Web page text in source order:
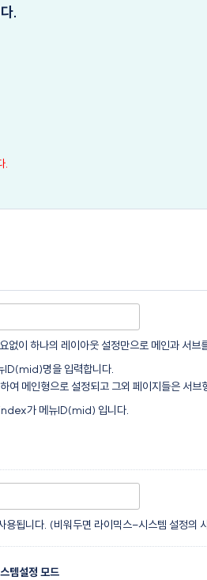
.
.
없이 하나의 레이아웃 설정만으로 메인과 서브
ID(mid)명을 입력합니다.
여 메인형으로 설정되고 그외 페이지들은 서브
가 메뉴ID(mid) 입니다.
용됩니다. (비워두면 라이믹스-시스템 설정의
템설정 모드